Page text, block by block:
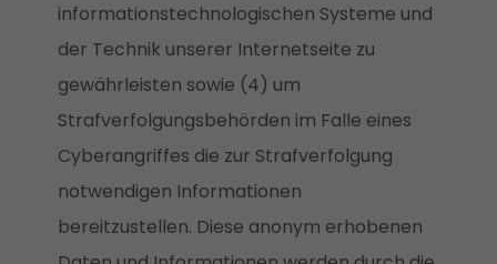
informationstechnologischen Systeme und
der Technik unserer Internetseite zu
gewährleisten sowie (4) um
Strafverfolgungsbehörden im Falle eines
Cyberangriffes die zur Strafverfolgung
notwendigen Informationen
bereitzustellen. Diese anonym erhobenen